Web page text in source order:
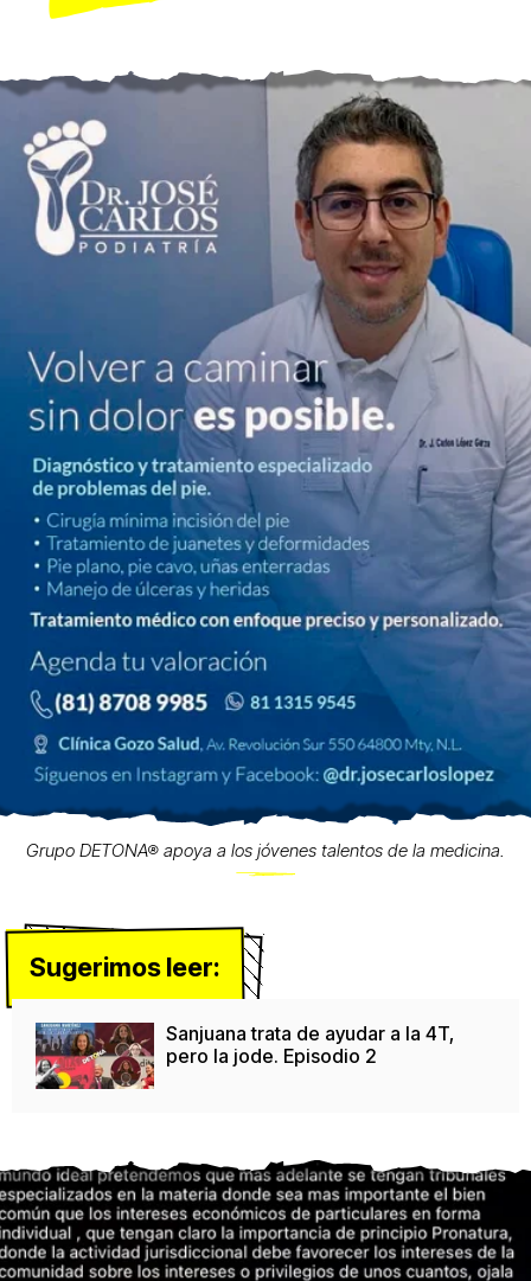
Grupo DETONA® apoya a los jóvenes talentos de la medicina.
Sugerimos leer:
Sanjuana trata de ayudar a la 4T,
pero la jode. Episodio 2